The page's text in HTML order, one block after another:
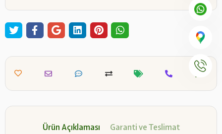
Ürün Açıklaması Garanti ve Teslimat